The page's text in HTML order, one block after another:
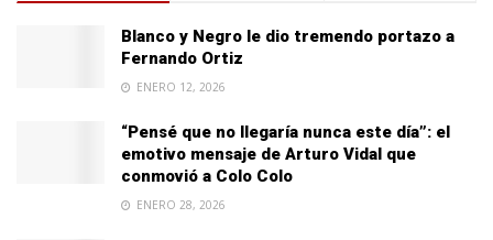
Blanco y Negro le dio tremendo portazo a
Fernando Ortiz
ENERO 12, 2026
“Pensé que no llegaría nunca este día”: el
emotivo mensaje de Arturo Vidal que
conmovió a Colo Colo
ENERO 28, 2026